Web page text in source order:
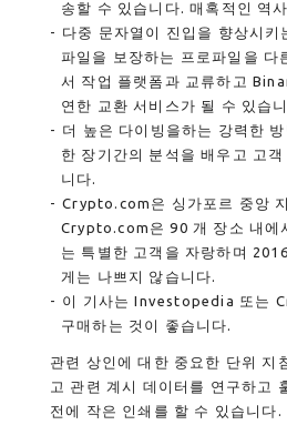
송할 수 있습니다. 매혹적인 역
다중 문자열이 진입을 향상시키
파일을 보장하는 프로파일을 다
서 작업 플랫폼과 교류하고
연한 교환 서비스가 될 수 있습니
더 높은 다이빙을하는 강력한
한 장기간의 분석을 배우고 고
니다.
Crypto.com은 싱가포르 중앙
Crypto.com은 90 개 장소 내에
는 특별한 고객을 자랑하며
게는 나쁘지 않습니다.
이 기사는 Investopedia 또는
구매하는 것이 좋습니다.
관련 상인에 대한 중요한 단위 지
고 관련 계시 데이터를 연구하고
전에 작은 인쇄를 할 수 있습니다.